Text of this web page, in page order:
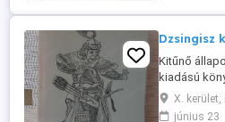
Dzsingisz
Kitűnő
kiadású
X. kerület,
június 23